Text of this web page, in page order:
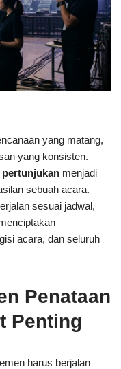
yang matang,
yang konsisten.
pertunjukan menjadi
sebuah acara.
sesuai jadwal,
acara, dan seluruh
Penataan
Penting
harus berjalan